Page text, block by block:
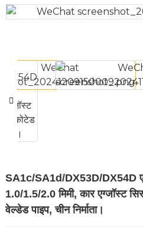
SA1c/SA1d/DX53D/DX54D
1.0/1.5/2.0 मिमी, कार एग्जॉस्ट
वेल्डेड पाइप, चीन निर्माता।